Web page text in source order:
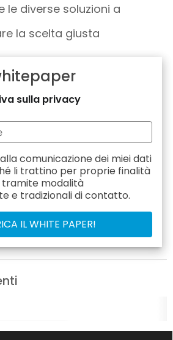
le diverse soluzioni a
la scelta giusta
sulla privacy
comunicazione dei miei dati
li trattino per proprie finalità
modalità
e tradizionali di contatto.
consente